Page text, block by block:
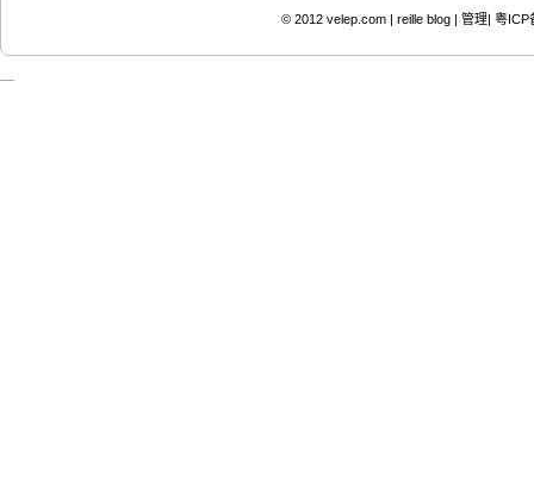
© 2012 velep.com | reille blog| 管理| 粤ICP